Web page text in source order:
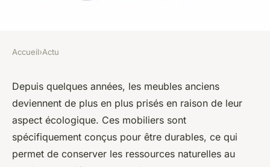
Décoration durable : pourquoi
les antiquités sont plus
actuelles que jamais
léonne• 28 novembre 2023 •1 min de lecture
Accueil›Actu
Depuis quelques années, les meubles anciens
deviennent de plus en plus prisés en raison de leur
aspect écologique. Ces mobiliers sont
spécifiquement conçus pour être durables, ce qui
permet de conserver les ressources naturelles au